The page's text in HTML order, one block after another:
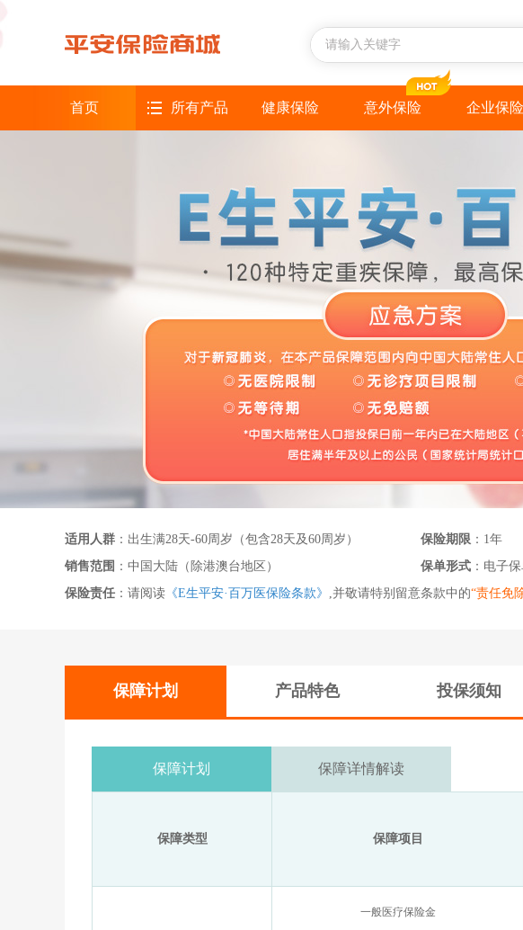
首页 所有产品 健康保险 意外保险 企业保险
适用人群 ：出生满28天-60周岁（包含28天及60周岁） 保险期限 ：1年
销售范围 ：中国大陆（除港澳台地区） 保单形式 ：电子
保险责任 ：请阅读 《E生平安·百万医保险条款》 ,并敬请特别留意条款中的“责任免
保障计划 产品特色 投保须知
保障计划 保障详情解读
保障类型 保障项目
一般医疗保险金